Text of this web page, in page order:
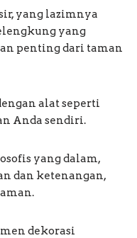
yang lazimnya
yang
penting dari taman
alat seperti
Anda sendiri.
yang dalam,
dan ketenangan,
dekorasi